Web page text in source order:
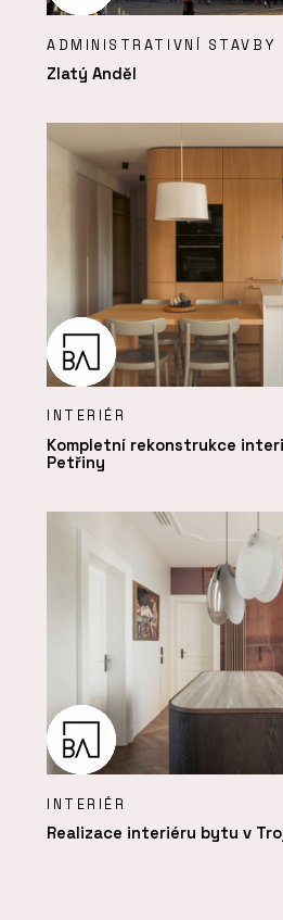
ADMINISTRATIVNÍ STAVBY
Zlatý Anděl
INTERIÉR
Kompletní rekonstrukce
Petřiny
INTERIÉR
Realizace interiéru bytu v